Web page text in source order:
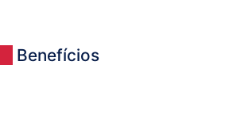
Benefícios